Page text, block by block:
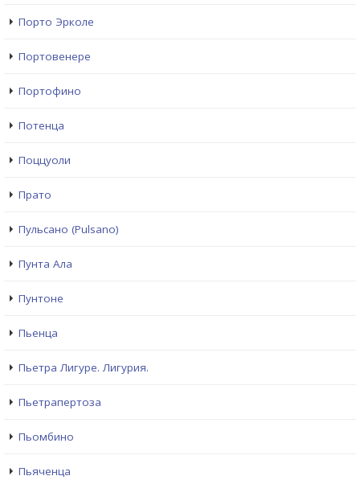
Порто Эрколе
Портовенере
Портофино
Потенца
Поццуоли
Прато
Пульсано (Pulsano)
Пунта Ала
Пунтоне
Пьенца
Пьетра Лигуре. Лигурия.
Пьетрапертоза
Пьомбино
Пьяченца